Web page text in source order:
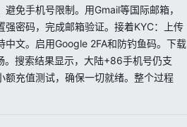
免手机号限制。用Gmail等国际邮箱，
密码，完成邮箱验证。接着KYC：上传
中文。启用Google 2FA和防钓鱼码。下载
。搜索结果显示，大陆+86手机号仍支
额充值测试，确保一切就绪。整个过程